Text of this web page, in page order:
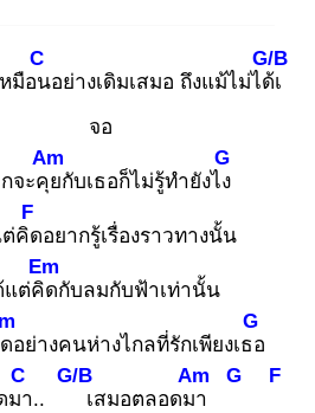
หมือน
C
อย่างเดิมเสมอ ถึงแม้ไม่ได้เ
G/B
จอ
จะคุย
Am
กับเธอก็ไม่รู้ทำยังไง
G
คิด
F
อยากรู้เรื่องราวทางนั้น
แต่คิด
Em
กับลมกับฟ้าเท่านั้น
อย่างคนห่างไกลที่รักเพียงเธอ
G
มา
C
..
G/B
เสมอตลอดมา
Am G F